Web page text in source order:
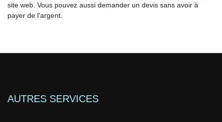
site web. Vous pouvez aussi demander un devis sans avoir à
payer de l'argent.
AUTRES SERVICES